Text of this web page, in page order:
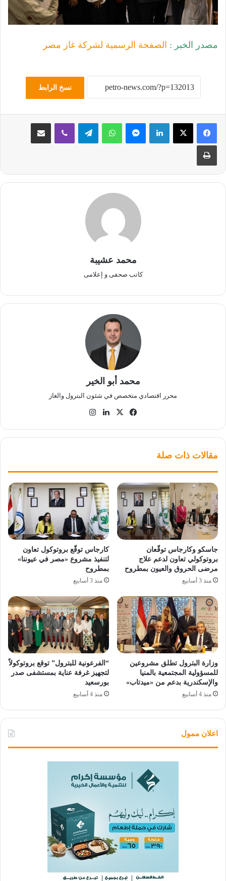
مصدر الخبر : الصفحة الرسمية لشركة غاز مصر
نسخ الرابط
لينكدإن ماسنجر واتساب تيلقرام ڤايبر مشاركة عبر البريد
طباعة
محمد عشيبة
كاتب صحفى و إعلامى
محمد أبو الخير
محرر اقتصادي متخصص في شئون البترول والغاز
فيسبوك
‫X لينكدإن
مقالات ذات صلة
جاسكو وكارجاس توقّعان
بروتوكولي تعاون لدعم علاج
مرضى الحروق والعيون بمطروح
منذ 3 أسابيع
كارجاس توقّع بروتوكول تعاون
لتنفيذ مشروع «مصر في عيوننا»
بمطروح
منذ 3 أسابيع
وزارة البترول تطلق مشروعين
للمسؤولية المجتمعية بالمنيا
والإسكندرية بدعم من «ميدتاب»
منذ 4 أسابيع
“الفرعونية للبترول” توقع بروتوكولاً
لتجهيز غرفة عناية بمستشفى صدر
بورسعيد
منذ 4 أسابيع
اعلان ممول